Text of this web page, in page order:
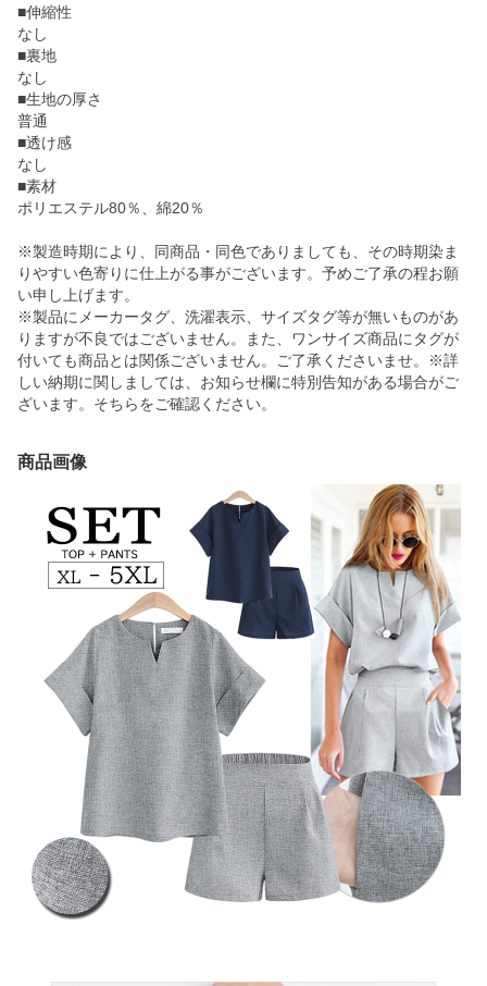
■伸縮性
なし
■裏地
なし
■生地の厚さ
普通
■透け感
なし
■素材
ポリエステル80％、綿20％
※製造時期により、同商品・同色でありましても、その時期染ま
りやすい色寄りに仕上がる事がございます。予めご了承の程お願
い申し上げます。
※製品にメーカータグ、洗濯表示、サイズタグ等が無いものがあ
りますが不良ではございません。また、ワンサイズ商品にタグが
付いても商品とは関係ございません。ご了承くださいませ。※詳
しい納期に関しましては、お知らせ欄に特別告知がある場合がご
ざいます。そちらをご確認ください。
商品画像